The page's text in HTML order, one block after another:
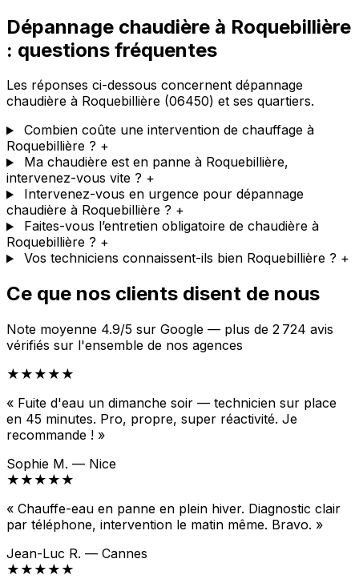
Dépannage chaudière à Roquebillière
: questions fréquentes
Les réponses ci-dessous concernent dépannage
chaudière à Roquebillière (06450) et ses quartiers.
Combien coûte une intervention de chauffage à
Roquebillière ? +
Ma chaudière est en panne à Roquebillière,
intervenez-vous vite ? +
Intervenez-vous en urgence pour dépannage
chaudière à Roquebillière ? +
Faites-vous l’entretien obligatoire de chaudière à
Roquebillière ? +
Vos techniciens connaissent-ils bien Roquebillière ? +
Ce que nos clients disent de nous
Note moyenne 4.9/5 sur Google — plus de 2 724 avis
vérifiés sur l'ensemble de nos agences
★★★★★
« Fuite d'eau un dimanche soir — technicien sur place
en 45 minutes. Pro, propre, super réactivité. Je
recommande ! »
Sophie M. — Nice
★★★★★
« Chauffe-eau en panne en plein hiver. Diagnostic clair
par téléphone, intervention le matin même. Bravo. »
Jean-Luc R. — Cannes
★★★★★